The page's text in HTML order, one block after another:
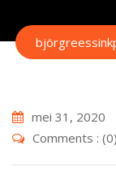
mei 31, 2020
Comments : (0)